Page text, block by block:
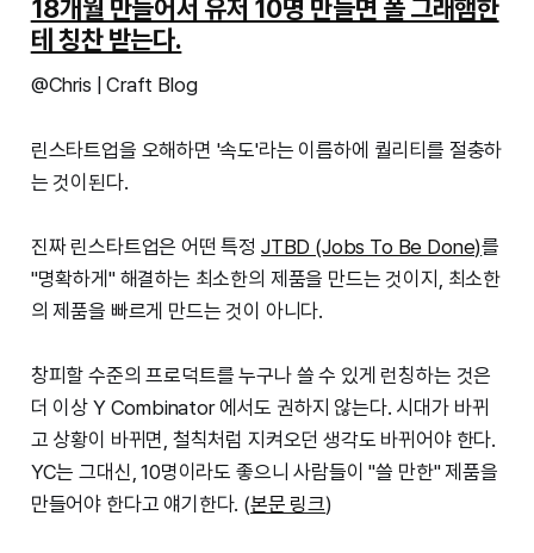
18개월 만들어서 유저 10명 만들면 폴 그래햄한
테 칭찬 받는다.
@Chris | Craft Blog
린스타트업을 오해하면 '속도'라는 이름하에 퀄리티를 절충하
는 것이된다.
진짜 린스타트업은 어떤 특정 JTBD (Jobs To Be Done)를
"명확하게" 해결하는 최소한의 제품을 만드는 것이지, 최소한
의 제품을 빠르게 만드는 것이 아니다.
창피할 수준의 프로덕트를 누구나 쓸 수 있게 런칭하는 것은
더 이상 Y Combinator 에서도 권하지 않는다. 시대가 바뀌
고 상황이 바뀌면, 철칙처럼 지켜오던 생각도 바뀌어야 한다.
YC는 그대신, 10명이라도 좋으니 사람들이 "쓸 만한" 제품을
만들어야 한다고 얘기한다. (본문 링크)